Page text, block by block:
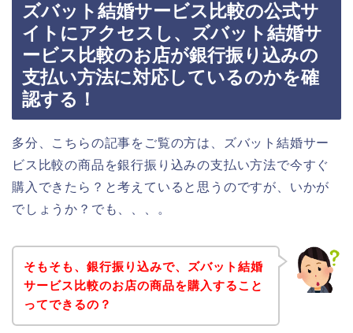
ズバット結婚サービス比較の公式サ
イトにアクセスし、ズバット結婚サ
ービス比較のお店が銀行振り込みの
支払い方法に対応しているのかを確
認する！
多分、こちらの記事をご覧の方は、ズバット結婚サー
ビス比較の商品を銀行振り込みの支払い方法で今すぐ
購入できたら？と考えていると思うのですが、いかが
でしょうか？でも、、、。
そもそも、銀行振り込みで、ズバット結婚
サービス比較のお店の商品を購入すること
ってできるの？